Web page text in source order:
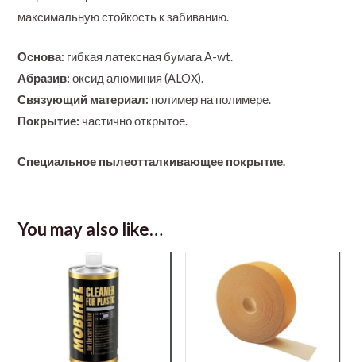
максимальную стойкость к забиванию.
Основа: гибкая латексная бумага А-wt.
Абразив:оксид алюминия (ALOX).
Связующий материал: полимер на полимере.
Покрытие: частично открытое.
Специальное пылеотталкивающее покрытие.
You may also like…